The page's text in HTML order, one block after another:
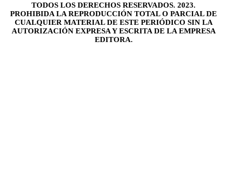
TODOS LOS DERECHOS RESERVADOS. 2023.
PROHIBIDA LA REPRODUCCIÓN TOTAL O PARCIAL DE
CUALQUIER MATERIAL DE ESTE PERIÓDICO SIN LA
AUTORIZACIÓN EXPRESA Y ESCRITA DE LA EMPRESA
EDITORA.